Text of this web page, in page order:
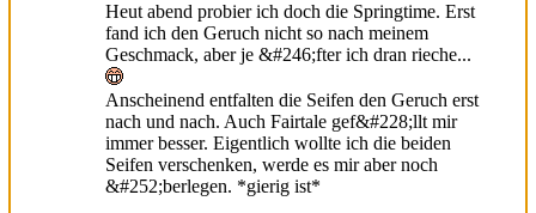
Heut abend probier ich doch die Springtime. Erst
fand ich den Geruch nicht so nach meinem
Geschmack, aber je &#246;fter ich dran rieche...
Anscheinend entfalten die Seifen den Geruch erst
nach und nach. Auch Fairtale gef&#228;llt mir
immer besser. Eigentlich wollte ich die beiden
Seifen verschenken, werde es mir aber noch
&#252;berlegen. *gierig ist*